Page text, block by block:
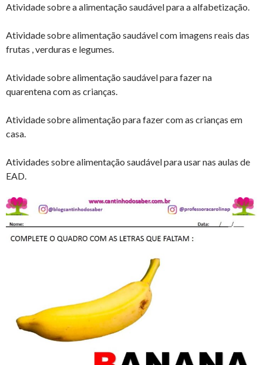
Atividade sobre a alimentação saudável para a alfabetização.
Atividade sobre alimentação saudável com imagens reais das
frutas , verduras e legumes.
Atividade sobre alimentação saudável para fazer na
quarentena com as crianças.
Atividade sobre alimentação para fazer com as crianças em
casa.
Atividades sobre alimentação saudável para usar nas aulas de
EAD.